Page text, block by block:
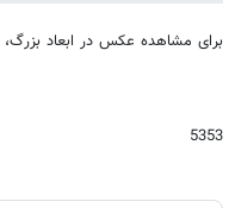
برای مشاهده عکس در ابعاد بزرگ،
5353